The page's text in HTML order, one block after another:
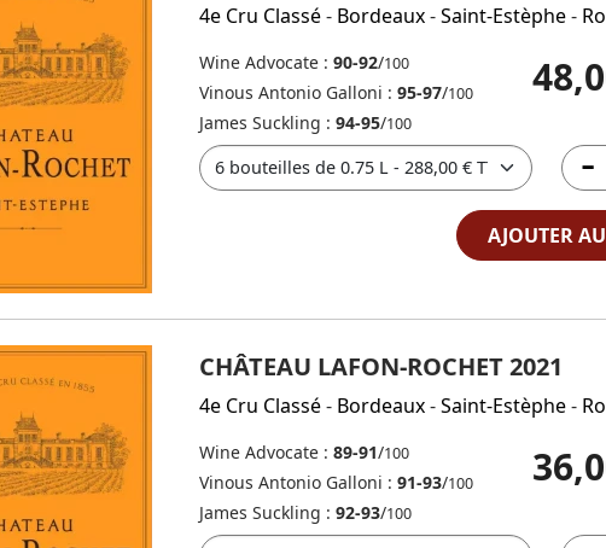
4e Cru Classé- Bordeaux-Saint-Estèphe-
Wine Advocate : 90-92/100
Vinous Antonio Galloni : 95-97/100
James Suckling : 94-95/100
AJOUTER
CHÂTEAU LAFON-ROCHET 2021
4e Cru Classé- Bordeaux-Saint-Estèphe-
Wine Advocate : 89-91/100
Vinous Antonio Galloni : 91-93/100
James Suckling : 92-93/100